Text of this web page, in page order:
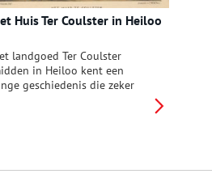
Huis Ter Coulster in Heiloo
landgoed Ter Coulster
in Heiloo kent een
geschiedenis die zeker
Coulster. Een eeuw later laat